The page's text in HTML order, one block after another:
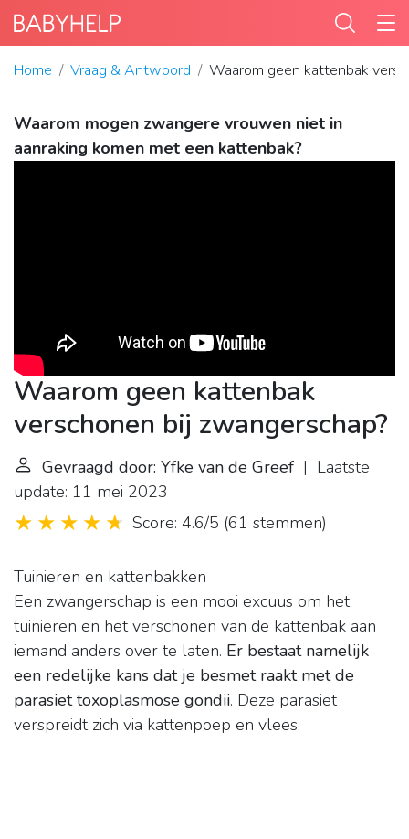
Home Vraag & Antwoord Waarom geen kattenbak
Waarom mogen zwangere vrouwen niet in
aanraking komen met een kattenbak?
Waarom geen kattenbak
verschonen bij zwangerschap?
Gevraagd door: Yfke van de Greef | Laatste
update: 11 mei 2023
Score: 4.6/5 (61 stemmen)
Tuinieren en kattenbakken
Een zwangerschap is een mooi excuus om het
tuinieren en het verschonen van de kattenbak aan
iemand anders over te laten. Er bestaat namelijk
een redelijke kans dat je besmet raakt met de
parasiet toxoplasmose gondii. Deze parasiet
verspreidt zich via kattenpoep en vlees.